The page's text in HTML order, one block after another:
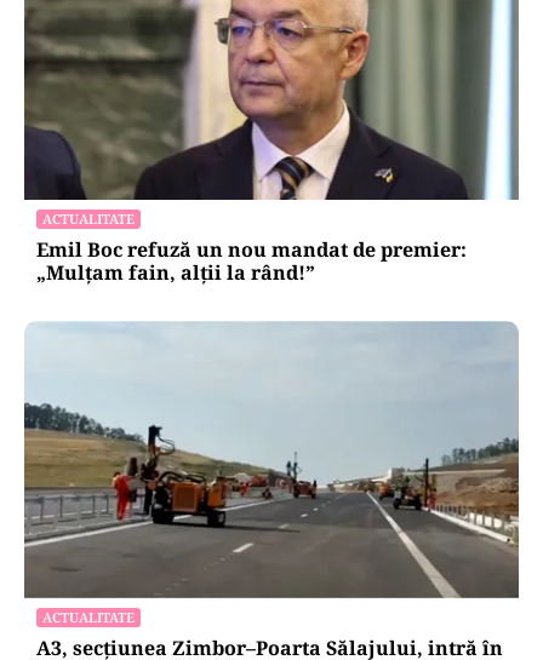
ACTUALITATE
Emil Boc refuză un nou mandat de premier:
„Mulțam fain, alții la rând!”
ACTUALITATE
A3, secțiunea Zimbor–Poarta Sălajului, intră în